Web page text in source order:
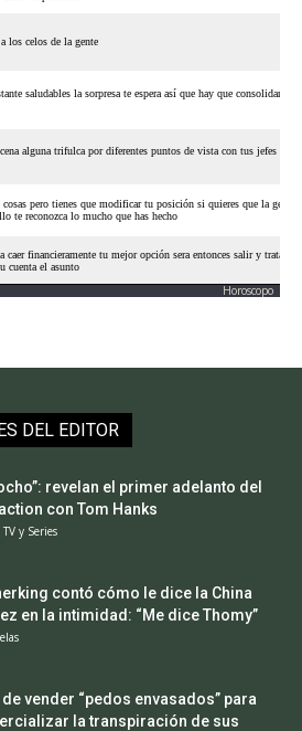
Horoscopo
DEL EDITOR
revelan el primer adelanto del
con Tom Hanks
y Series
contó cómo le dice la China
en la intimidad: “Me dice Thomy”
de vender “pedos envasados” para
la transpiración de sus